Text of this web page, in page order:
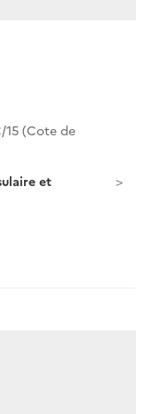
15 (Cote de
et